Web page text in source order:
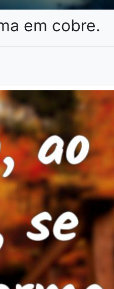
em cobre.